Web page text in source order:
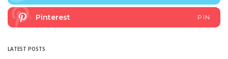
Pinterest PIN
LATEST POSTS